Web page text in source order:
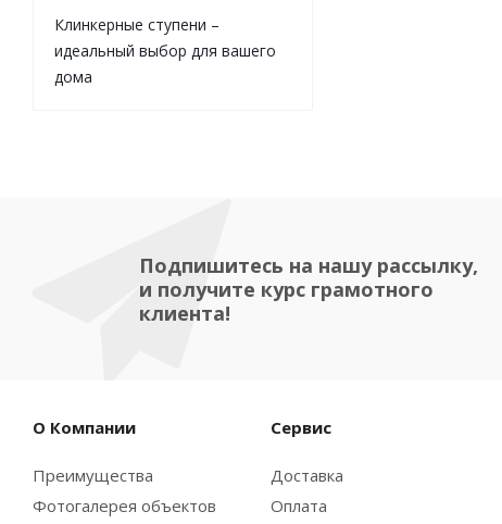
Клинкерные ступени –
идеальный выбор для вашего
дома
Подпишитесь на нашу рассылку,
и получите курс грамотного
клиента!
О Компании
Преимущества
Фотогалерея объектов
Сервис
Доставка
Оплата